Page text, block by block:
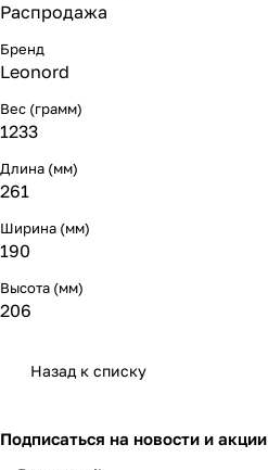
Распродажа
Бренд
Leonord
Вес (грамм)
1233
Длина (мм)
261
Ширина (мм)
190
Высота (мм)
206
Назад к списку
Подписаться на новости и акции